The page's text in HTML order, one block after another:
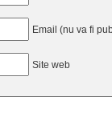
Email (nu va fi
Site web